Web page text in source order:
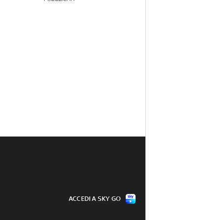
ACCEDI A SKY GO